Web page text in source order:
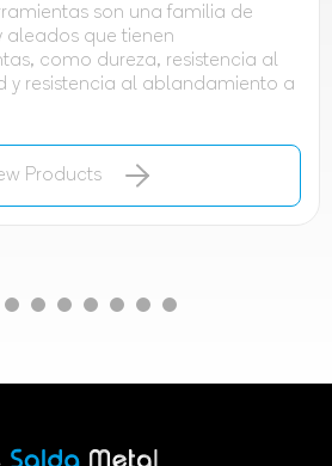
son una familia de
que tienen
como dureza, resistencia al
y resistencia al ablandamiento a
Products